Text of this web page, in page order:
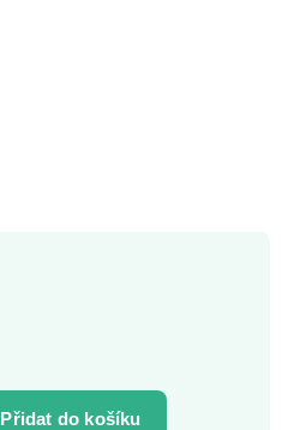
Přidat do košíku